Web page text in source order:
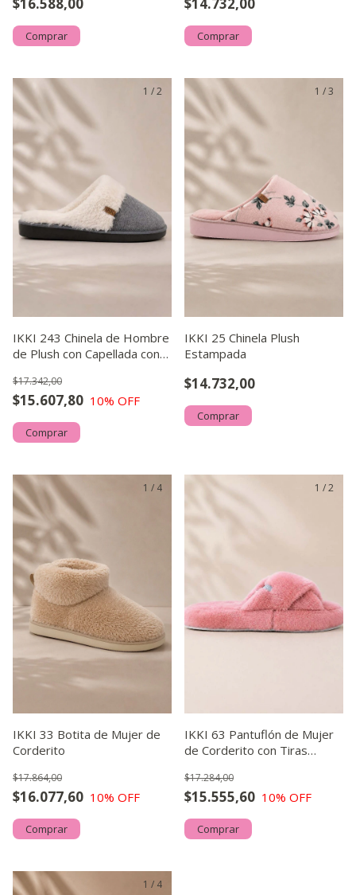
Comprar Comprar
1 /2
IKKI 243 Chinela de Hombre
de Plush con Capellada con
$15.607,80
$17.342,00
10% OFF
Comprar
1 /3
IKKI 25 Chinela Plush
Estampada
$14.732,00
Comprar
1 / 4
IKKI 33 Botita de Mujer de
Corderito
$16.077,60
$17.864,00
10% OFF
Comprar
1 /2
IKKI 63 Pantuflón de Mujer
de Corderito con Tiras
$15.555,60
$17.284,00
10% OFF
Comprar
1 / 4